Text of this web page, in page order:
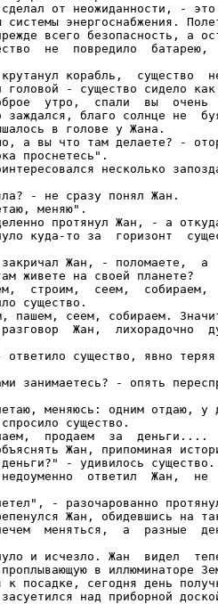
от неожиданности, -
системы энергоснабжения.
всего безопасность, а
не  повредило
корабль,  существо
головой - существо сидело
утро,  спали  вы  очень
заждался, благо солнце не
в голове у Жана.
а вы что там делаете? -
проснетесь".
несколько
- не сразу понял Жан.
меняю".
протянул Жан, - а
куда-то за  горизонт
Жан, - поломаете,  а
живете на своей планете?
строим,  сеем,  собираем,
существо.
пашем, сеем, собираем.
разговор  Жан,  лихорадочно
ответило существо, явно
занимаетесь? - опять
меняюсь: одним отдаю, у
существо.
продаем  за  деньги....
Жан, припоминая
- удивилось существо.
ответил  Жан,  не
- разочарованно
Жан, обидевшись на
меняться,  а  разные
и исчезло. Жан  видел
в иллюминаторе
к посадке, сегодня день
над приборной